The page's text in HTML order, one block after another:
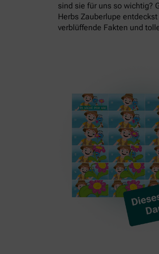
sind sie für uns so wichtig?
Herbs Zauberlupe
verblüffende Fakten und